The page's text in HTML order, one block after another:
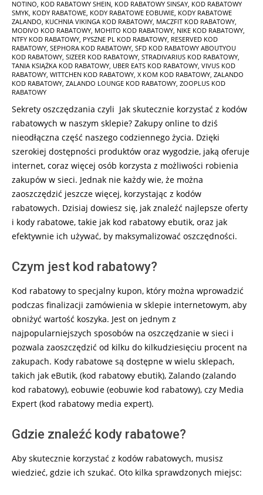
NOTINO, KOD RABATOWY SHEIN, KOD RABATOWY SINSAY, KOD RABATOWY
SMYK, KODY RABATOWE, KODY RABATOWE EOBUWIE, KODY RABATOWE
ZALANDO, KUCHNIA VIKINGA KOD RABATOWY, MACZFIT KOD RABATOWY,
MODIVO KOD RABATOWY, MOHITO KOD RABATOWY, NIKE KOD RABATOWY,
NTFY KOD RABATOWY, PYSZNE PL KOD RABATOWY, RESERVED KOD
RABATOWY, SEPHORA KOD RABATOWY, SFD KOD RABATOWY ABOUTYOU
KOD RABATOWY, SIZEER KOD RABATOWY, STRADIVARIUS KOD RABATOWY,
TANIA KSIĄŻKA KOD RABATOWY, UBER EATS KOD RABATOWY, VIVUS KOD
RABATOWY, WITTCHEN KOD RABATOWY, X KOM KOD RABATOWY, ZALANDO
KOD RABATOWY, ZALANDO LOUNGE KOD RABATOWY, ZOOPLUS KOD
RABATOWY
Sekrety oszczędzania czyli Jak skutecznie korzystać z kodów
rabatowych w naszym sklepie? Zakupy online to dziś
nieodłączna część naszego codziennego życia. Dzięki
szerokiej dostępności produktów oraz wygodzie, jaką oferuje
internet, coraz więcej osób korzysta z możliwości robienia
zakupów w sieci. Jednak nie każdy wie, że można
zaoszczędzić jeszcze więcej, korzystając z kodów
rabatowych. Dzisiaj dowiesz się, jak znaleźć najlepsze oferty
i kody rabatowe, takie jak kod rabatowy ebutik, oraz jak
efektywnie ich używać, by maksymalizować oszczędności.
Czym jest kod rabatowy?
Kod rabatowy to specjalny kupon, który można wprowadzić
podczas finalizacji zamówienia w sklepie internetowym, aby
obniżyć wartość koszyka. Jest on jednym z
najpopularniejszych sposobów na oszczędzanie w sieci i
pozwala zaoszczędzić od kilku do kilkudziesięciu procent na
zakupach. Kody rabatowe są dostępne w wielu sklepach,
takich jak eButik, (kod rabatowy ebutik), Zalando (zalando
kod rabatowy), eobuwie (eobuwie kod rabatowy), czy Media
Expert (kod rabatowy media expert).
Gdzie znaleźć kody rabatowe?
Aby skutecznie korzystać z kodów rabatowych, musisz
wiedzieć, gdzie ich szukać. Oto kilka sprawdzonych miejsc: